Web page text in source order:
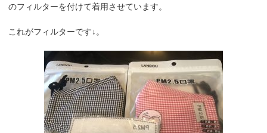
のフィルターを付けて着用させています。
これがフィルターです↓。